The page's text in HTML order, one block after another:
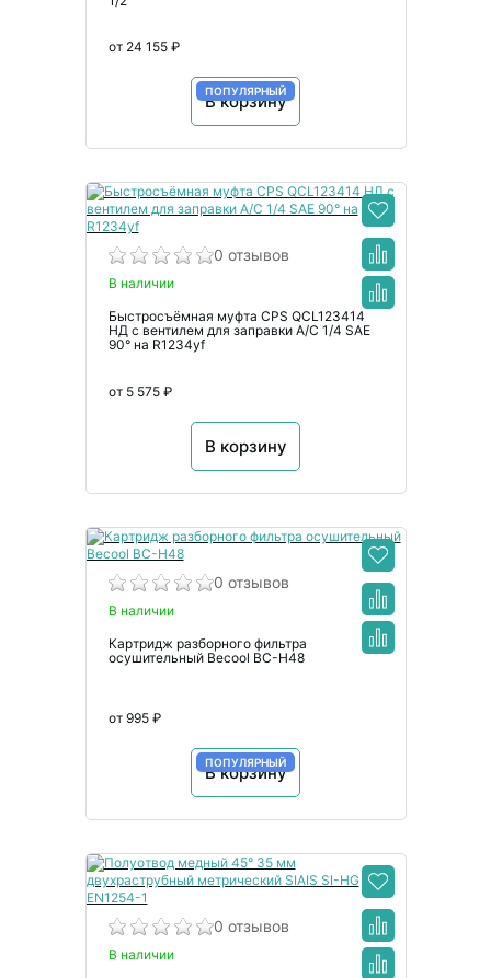
от 24 155 ₽
В корзину
ПОПУЛЯРНЫЙ
0 отзывов
В наличии
Быстросъёмная муфта CPS QCL123414
НД с вентилем для заправки А/С 1/4 SAE
90° на R1234yf
от 5 575 ₽
В корзину
0 отзывов
В наличии
Картридж разборного фильтра
осушительный Becool BC-H48
от 995 ₽
В корзину
ПОПУЛЯРНЫЙ
0 отзывов
В наличии